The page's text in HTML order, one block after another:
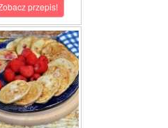
przepis!